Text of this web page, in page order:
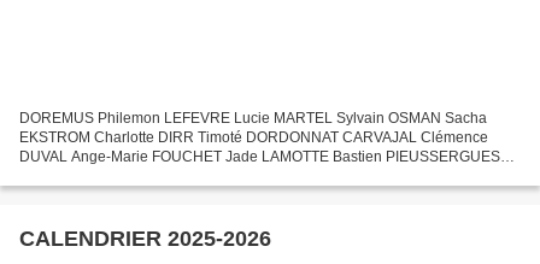
DOREMUS Philemon LEFEVRE Lucie MARTEL Sylvain OSMAN Sacha
EKSTROM Charlotte DIRR Timoté DORDONNAT CARVAJAL Clémence
DUVAL Ange-Marie FOUCHET Jade LAMOTTE Bastien PIEUSSERGUES
TORRE Anghjula...
CALENDRIER 2025-2026